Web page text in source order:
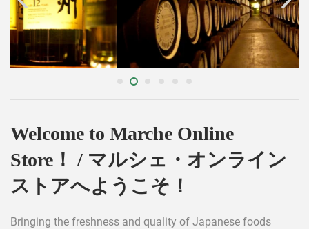
Welcome to Marche Online
Store！ / マルシェ・オンライン
ストアへようこそ！
Bringing the freshness and quality of Japanese foods